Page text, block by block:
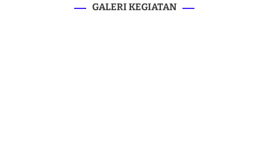
GALERI KEGIATAN